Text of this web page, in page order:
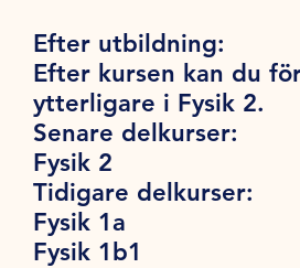
Efter utbildning:
Efter kursen kan du
ytterligare i Fysik 2.
Senare delkurser:
Fysik 2
Tidigare delkurser:
Fysik 1a
Fysik 1b1